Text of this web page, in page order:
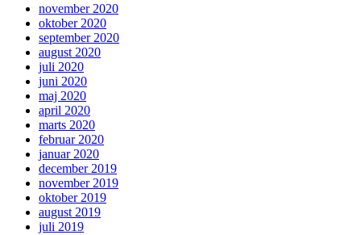
november 2020
oktober 2020
september 2020
august 2020
juli 2020
juni 2020
maj 2020
april 2020
marts 2020
februar 2020
januar 2020
december 2019
november 2019
oktober 2019
august 2019
juli 2019